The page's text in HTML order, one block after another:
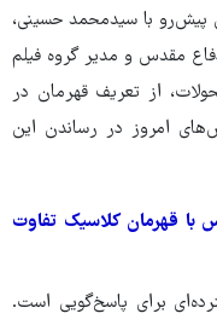
با سیدمحمد حسینی،
مقدس و مدیر گروه فیلم
از تعریف قهرمان در
امروز در رساندن این
با قهرمان کلاسیک تفاوت
برای پاسخ‌گویی است.